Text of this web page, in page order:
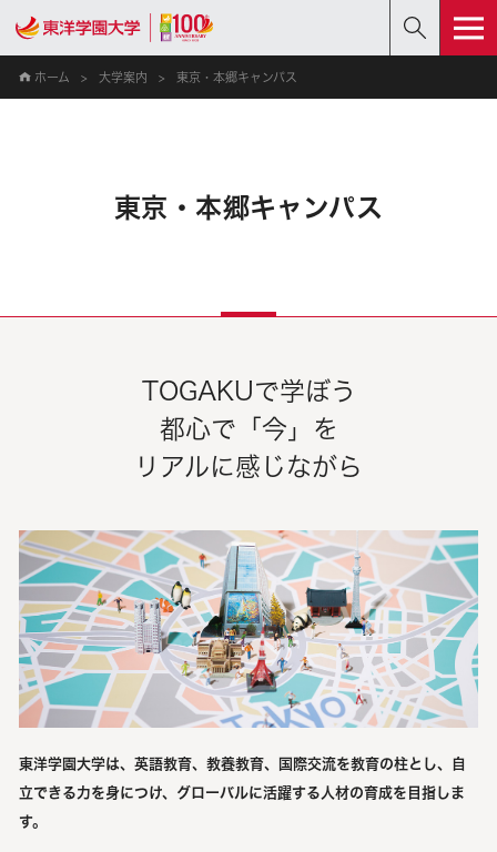
ホーム 大学案内 東京・本郷キャンパス
東京・本郷キャンパス
TOGAKUで学ぼう
都心で「今」を
リアルに感じながら
東洋学園大学は、英語教育、教養教育、国際交流を教育の柱とし、自
立できる力を身につけ、グローバルに活躍する人材の育成を目指しま
す。